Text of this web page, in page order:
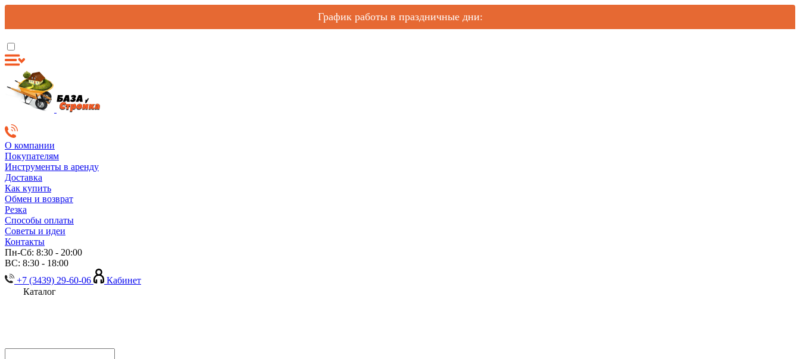
График работы в праздничные дни:
О компании
Покупателям
Инструменты в аренду
Доставка
Как купить
Обмен и возврат
Резка
Способы оплаты
Советы и идеи
Контакты
Пн-Сб: 8:30 - 20:00
ВС: 8:30 - 18:00
+7 (3439) 29-60-06
Кабинет
Каталог